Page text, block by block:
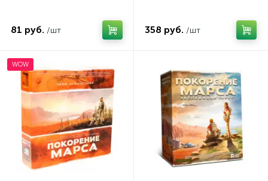
81 руб. /шт 358 руб. /шт
WOW